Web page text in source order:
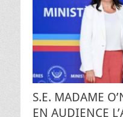
S.E. MADAME
EN AUDIENCE